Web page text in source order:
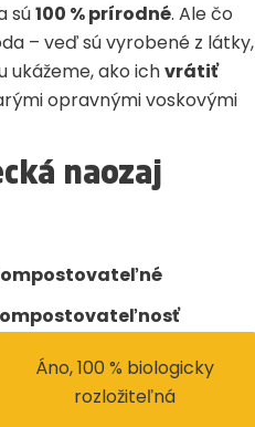
sú100 % prírodné. Ale čo
– veď sú vyrobené z látky,
ukážeme, ako ichvrátiť
opravnými voskovými
naozaj
Áno, 100 % biologicky
rozložiteľná